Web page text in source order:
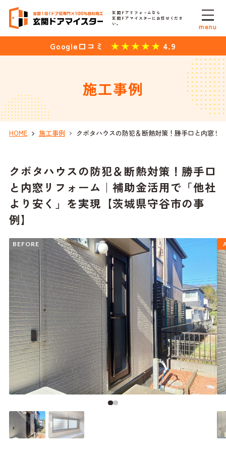
玄関ドアリフォ－ムなら
玄関ドアマイスターにお任せくださ
い。
Google口コミ 4.9
menu
施工事例
HOME 施工事例 クボタハウスの防犯＆断熱対策！勝手口と内窓
クボタハウスの防犯＆断熱対策！勝手口
と内窓リフォーム｜補助金活用で「他社
より安く」を実現【茨城県守谷市の事
例】
BEFORE